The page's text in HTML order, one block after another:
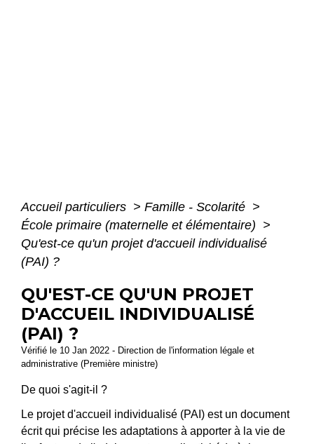
Accueil particuliers > Famille - Scolarité >
École primaire (maternelle et élémentaire) >
Qu'est-ce qu'un projet d'accueil individualisé
(PAI) ?
QU'EST-CE QU'UN PROJET
D'ACCUEIL INDIVIDUALISÉ
(PAI) ?
Vérifié le 10 Jan 2022 - Direction de l'information légale et
administrative (Première ministre)
De quoi s'agit-il ?
Le projet d'accueil individualisé (PAI) est un document
écrit qui précise les adaptations à apporter à la vie de